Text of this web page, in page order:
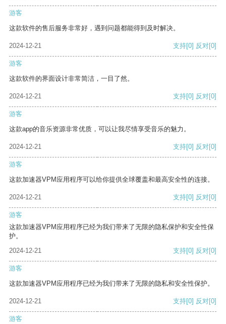
游客
这款软件的售后服务非常好，遇到问题都能得到及时解决。
2024-12-21 支持[0] 反对[0]
游客
这款软件的界面设计非常简洁，一目了然。
2024-12-21 支持[0] 反对[0]
游客
这款app的音乐资源非常优质，可以让我尽情享受音乐的魅力。
2024-12-21 支持[0] 反对[0]
游客
这款加速器VPM应用程序可以给你提供全球覆盖和最高安全性的连接。
2024-12-21 支持[0] 反对[0]
游客
这款加速器VPM应用程序已经为我们带来了无限的隐私保护和安全性保
护。
2024-12-21
支持[0] 反对[0]
游客
这款加速器VPM应用程序已经为我们带来了无限的隐私和安全性保护。
2024-12-21 支持[0] 反对[0]
游客